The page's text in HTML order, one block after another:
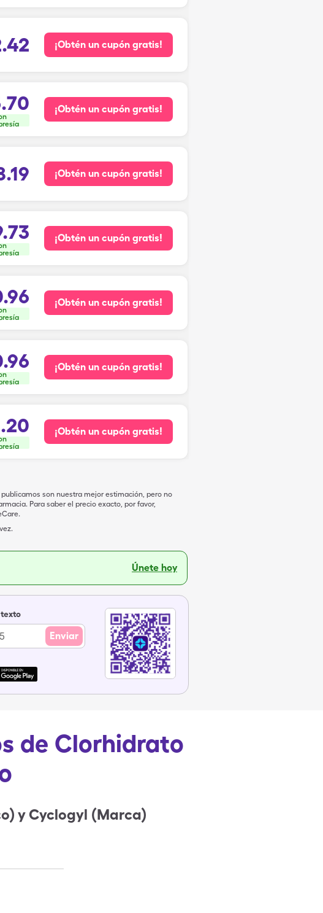
¡Obtén un cupón gratis!
¡Obtén un cupón gratis!
¡Obtén un cupón gratis!
¡Obtén un cupón gratis!
¡Obtén un cupón gratis!
¡Obtén un cupón gratis!
¡Obtén un cupón gratis!
son nuestra mejor estimación, pero no
Para saber el precio exacto, por favor,
Únete hoy
Enviar
de Clorhidrato
y Cyclogyl (Marca)